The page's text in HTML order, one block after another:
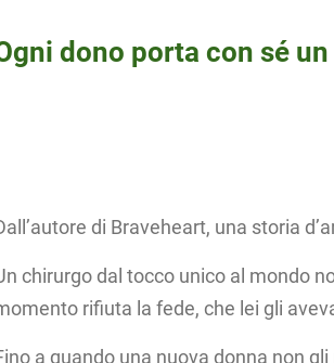
dono porta con sé
di Braveheart, una storia
chirurgo dal tocco unico al mondo
rifiuta la fede, che lei gli
a quando una nuova donna non